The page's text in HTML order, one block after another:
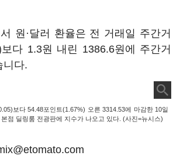
원·달러 환율은 전 거래일 주간거
다 1.3원 내린 1386.6원에 주간거
니다.
보다 54.48포인트(1.67%) 오른 3314.53에 마감한 10일
점 딜링룸 전광판에 지수가 나오고 있다. (사진=뉴시스)